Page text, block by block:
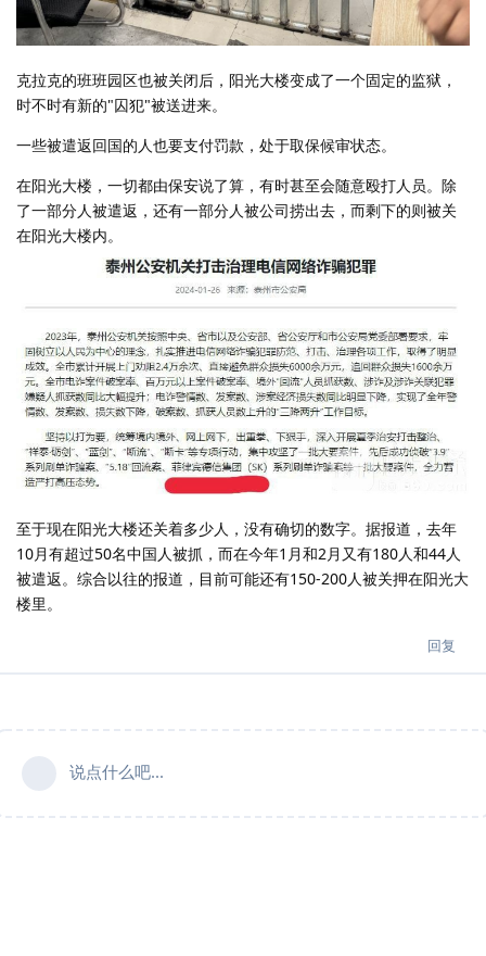
克拉克的班班园区也被关闭后，阳光大楼变成了一个固定的监狱，
时不时有新的"囚犯"被送进来。
一些被遣返回国的人也要支付罚款，处于取保候审状态。
在阳光大楼，一切都由保安说了算，有时甚至会随意殴打人员。除
了一部分人被遣返，还有一部分人被公司捞出去，而剩下的则被关
在阳光大楼内。
至于现在阳光大楼还关着多少人，没有确切的数字。据报道，去年
10月有超过50名中国人被抓，而在今年1月和2月又有180人和44人
被遣返。综合以往的报道，目前可能还有150-200人被关押在阳光大
楼里。
回复
说点什么吧...